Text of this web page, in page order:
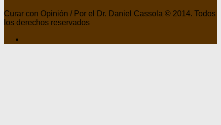
Curar con Opinión / Por el Dr. Daniel Cassola © 2014. Todos
los derechos reservados